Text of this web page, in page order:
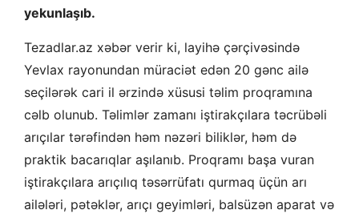
yekunlaşıb.
Tezadlar.az xəbər verir ki, layihə çərçivəsində
Yevlax rayonundan müraciət edən 20 gənc ailə
seçilərək cari il ərzində xüsusi təlim proqramına
cəlb olunub. Təlimlər zamanı iştirakçılara təcrübəli
arıçılar tərəfindən həm nəzəri biliklər, həm də
praktik bacarıqlar aşılanıb. Proqramı başa vuran
iştirakçılara arıçılıq təsərrüfatı qurmaq üçün arı
ailələri, pətəklər, arıçı geyimləri, balsüzən aparat və